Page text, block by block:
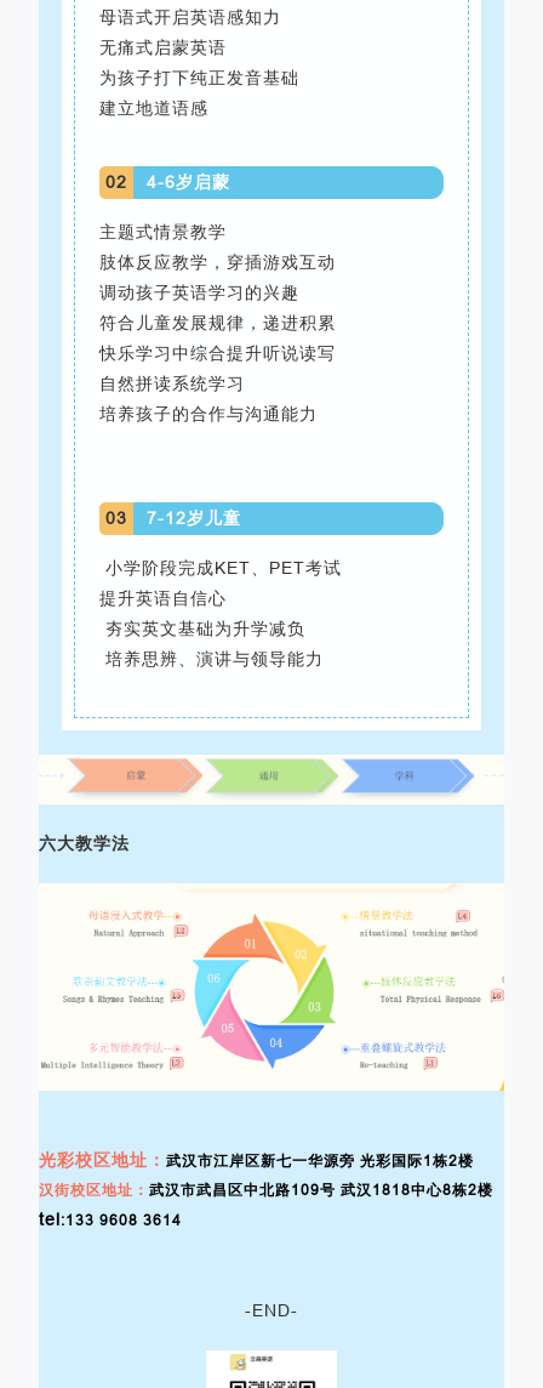
母语式开启英语感知力
无痛式启蒙英语
为孩子打下纯正发音基础
建立地道语感
02 4-6岁启蒙
主题式情景教学
肢体反应教学，穿插游戏互动
调动孩子英语学习的兴趣
符合儿童发展规律，递进积累
快乐学习中综合提升听说读写
自然拼读系统学习
培养孩子的合作与沟通能力
03 7-12岁儿童
小学阶段完成KET、PET考试
提升英语自信心
夯实英文基础为升学减负
培养思辨、演讲与领导能力
六大教学法
光彩校区地址： 武汉市江岸区新七一华源旁 光彩国际1栋2楼
汉街校区地址： 武汉市武昌区中北路109号 武汉1818中心8栋2楼
tel:133 9608 3614
-END-